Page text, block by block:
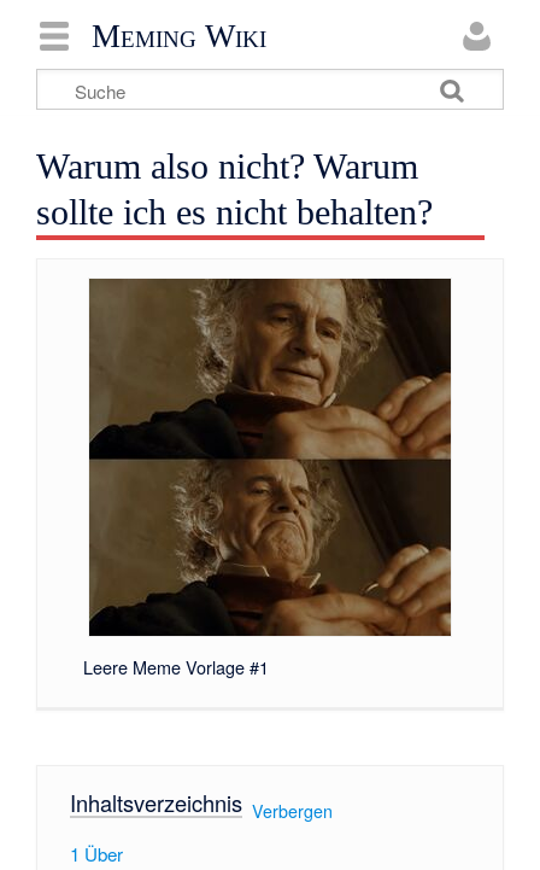
Meming Wiki
Warum also nicht? Warum
sollte ich es nicht behalten?
Leere Meme Vorlage #1
Inhaltsverzeichnis[ Verbergen
1 Über